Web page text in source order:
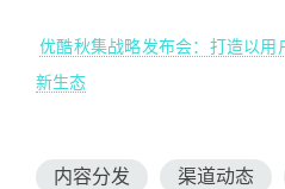
优酷秋集战略发布会：打造以
新生态
内容分发 渠道动态